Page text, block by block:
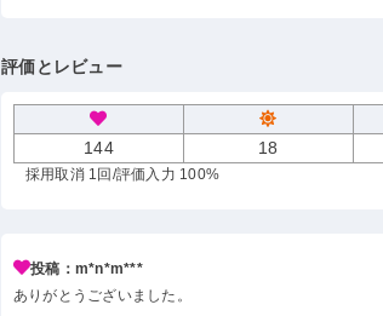
評価とレビュー
144 18
採用取消 1回 /評価入力 100%
投稿：m*n*m***
ありがとうございました。